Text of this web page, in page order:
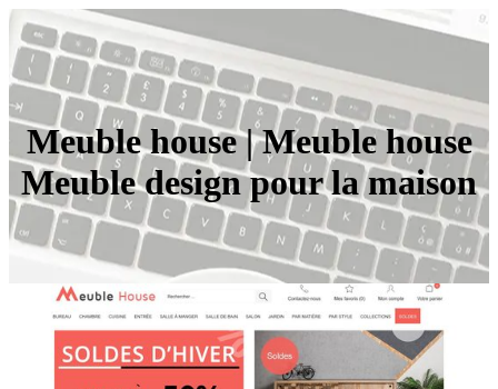
Meuble house | Meuble house
Meuble design pour la maison